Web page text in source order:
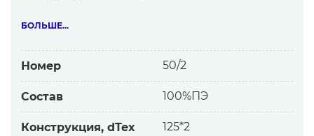
Штапельные нитки — самые востребованные
Качественные нитки Унитекс по сравнению с
более дешевыми:
— равномерные по толщине, меньше узлов
— прочные, устойчивой окраски
— хорошее скольжение нитки
БОЛЬШЕ...
Номер 50/2
Состав 100%ПЭ
Конструкция, dTex 125*2